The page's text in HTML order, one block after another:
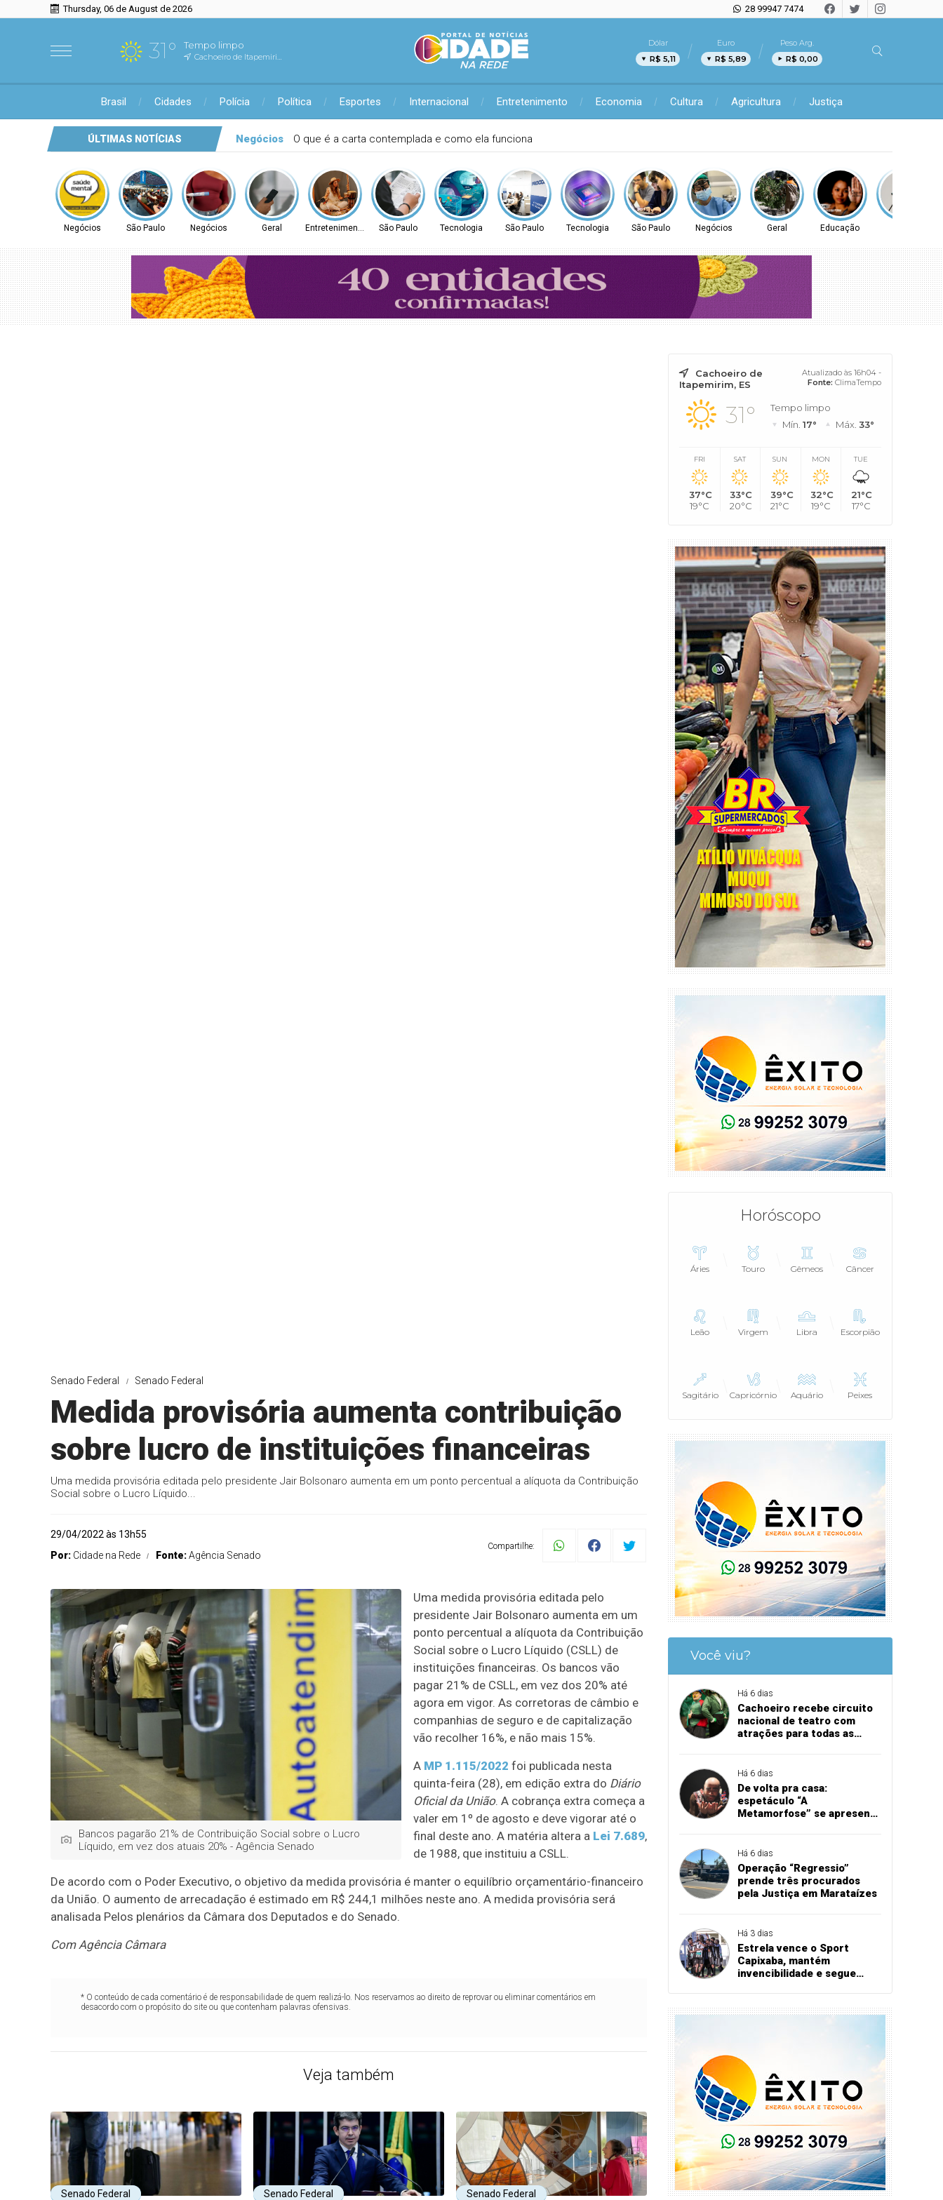
Thursday, 06 de August de 2026 28 99947 7474
31° Tempo limpo
Cachoeiro de Itapemirim, ES
Dólar
R$ 5,11
Euro
R$ 5,89
Peso Arg.
R$ 0,00
Brasil Cidades Polícia Política Esportes Internacional Entretenimento Economia Cultura Agricultura Justiça
ÚLTIMAS NOTÍCIAS
Carreta de prevenção do câncer de mama leva exames gratuitos para Ilha Solteira; veja como se inscrever
Negócios São Paulo Negócios Geral Entretenimento São Paulo Tecnologia São Paulo Tecnologia São Paulo Negócios Geral Educação
Senado Federal Senado Federal
Medida provisória aumenta contribuição
sobre lucro de instituições financeiras
Uma medida provisória editada pelo presidente Jair Bolsonaro aumenta em um ponto percentual a alíquota da Contribuição
Social sobre o Lucro Líquido...
29/04/2022 às 13h55
Por: Cidade na Rede Fonte:Agência Senado
Compartilhe:
Bancos pagarão 21% de Contribuição Social sobre o Lucro
Líquido, em vez dos atuais 20% - Agência Senado
Uma medida provisória editada pelo
presidente Jair Bolsonaro aumenta em um
ponto percentual a alíquota da Contribuição
Social sobre o Lucro Líquido (CSLL) de
instituições financeiras. Os bancos vão
pagar 21% de CSLL, em vez dos 20% até
agora em vigor. As corretoras de câmbio e
companhias de seguro e de capitalização
vão recolher 16%, e não mais 15%.
A MP 1.115/2022 foi publicada nesta
quinta-feira (28), em edição extra do Diário
Oficial da União. A cobrança extra começa a
valer em 1º de agosto e deve vigorar até o
final deste ano. A matéria altera a Lei 7.689,
de 1988, que instituiu a CSLL.
De acordo com o Poder Executivo, o objetivo da medida provisória é manter o equilíbrio orçamentário-financeiro
da União. O aumento de arrecadação é estimado em R$ 244,1 milhões neste ano. A medida provisória será
analisada Pelos plenários da Câmara dos Deputados e do Senado.
Com Agência Câmara
* O conteúdo de cada comentário é de responsabilidade de quem realizá-lo. Nos reservamos ao direito de reprovar ou eliminar comentários em
desacordo com o propósito do site ou que contenham palavras ofensivas.
Veja também
Senado Federal Senado Federal Senado Federal
Cachoeiro de
Itapemirim, ES
Atualizado às 16h04 -
Fonte: ClimaTempo
31°
Tempo limpo
Mín. 17° Máx. 33°
FRI
37°C
19°C
SAT
33°C
20°C
SUN
39°C
21°C
MON
32°C
19°C
TUE
21°C
17°C
Horóscopo
Áries Touro Gêmeos Câncer
Leão Virgem Libra Escorpião
Sagitário Capricórnio Aquário Peixes
Você viu?
Há 6 dias
Cachoeiro recebe circuito
nacional de teatro com
atrações para todas as
Há 6 dias
De volta pra casa:
espetáculo “A
Metamorfose” se apresenta
Há 6 dias
Operação “Regressio”
prende três procurados
pela Justiça em Marataízes
Há 3 dias
Estrela vence o Sport
Capixaba, mantém
invencibilidade e segue